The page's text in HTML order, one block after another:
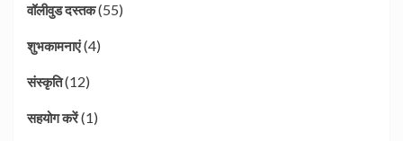
वॉलीवुड दस्तक(55)
शुभकामनाएं(4)
संस्कृति(12)
सहयोग करें(1)